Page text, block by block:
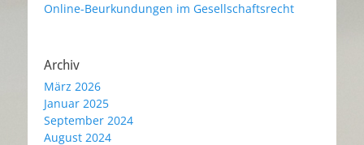
Online-Beurkundungen im Gesellschaftsrecht
Archiv
März 2026
Januar 2025
September 2024
August 2024